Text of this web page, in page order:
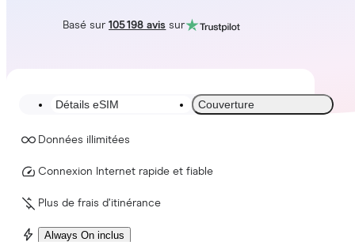
Basé sur105 198 avis sur
Détails eSIM Couverture
Données illimitées
Connexion Internet rapide et fiable
Plus de frais d’itinérance
Always On inclus